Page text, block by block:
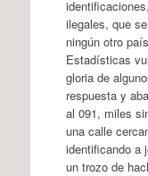
ilegales, que
ningún otro
Estadísticas
gloria de
respuesta y
al 091, miles
una calle
identificando a
un trozo de